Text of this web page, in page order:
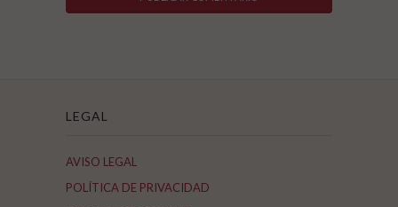
LEGAL
AVISO LEGAL
POLÍTICA DE PRIVACIDAD